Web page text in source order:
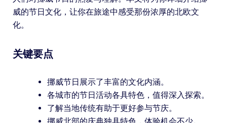
威的节日文化，让你在旅途中感受那份浓厚的北欧文
化。
关键要点
挪威节日展示了丰富的文化内涵。
各城市的节日活动各具特色，值得深入探索。
了解当地传统有助于更好参与节庆。